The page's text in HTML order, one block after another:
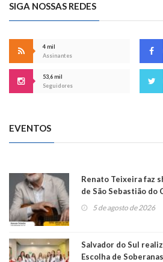
SIGA NOSSAS REDES
4 mil
Assinantes
53,6 mil
Seguidores
EVENTOS
Renato Teixeira faz
de São Sebastião do
5 de agosto de 2026
Salvador do Sul
Escolha de Soberanas